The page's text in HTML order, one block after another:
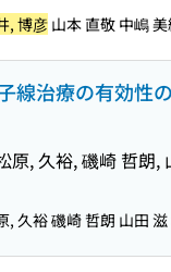
, 博彦 山本 直敬 中嶋
線治療の有効性
原, 久裕, 磯崎 哲朗,
, 久裕 磯崎 哲朗 山田